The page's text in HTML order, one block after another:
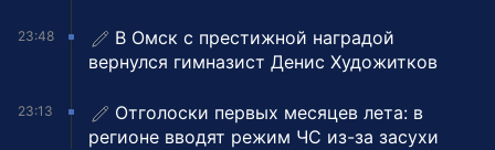
23:48
В Омск с престижной наградой
вернулся гимназист Денис Художитков
23:13
Отголоски первых месяцев лета: в
регионе вводят режим ЧС из-за засухи